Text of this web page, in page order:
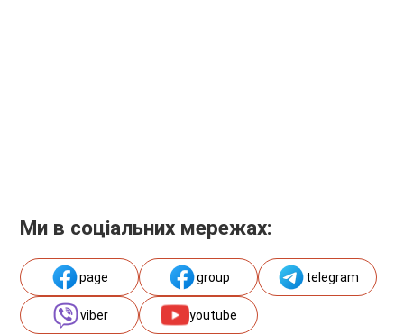
Ми в соціальних мережах:
page group telegram
viber youtube